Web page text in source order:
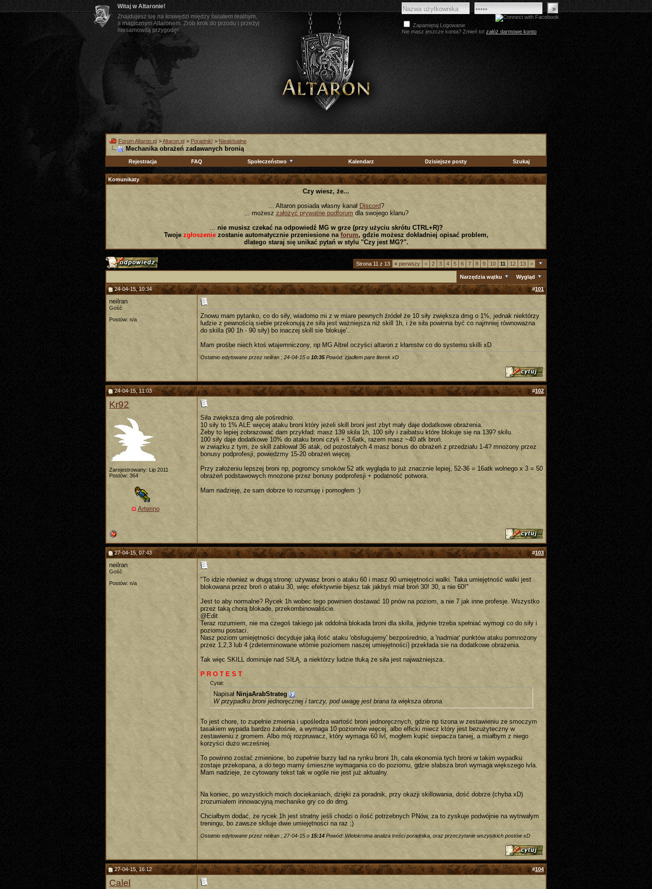
Witaj w Altaronie!
Znajdujesz się na krawędzi między światem realnym,
a magicznym Altaronem. Zrób krok do przodu i przeżyj
niesamowitą przygodę!
Zapamiętaj Logowanie
Nie masz jeszcze konta? Zmień to! załóż darmowe konto
Forum Altaron.pl >Altaron.pl > Poradniki > Nieaktualne
Mechanika obrażeń zadawanych bronią
Rejestracja FAQ Społeczeństwo Kalendarz Dzisiejsze posty Szukaj
Komunikaty
Czy wiesz, że...
... Altaron posiada własny kanał Discord?
... możesz założyć prywatne podforum dla swojego klanu?
... nie musisz czekać na odpowiedź MG w grze (przy użyciu skrótu CTRL+R)?
Twoje zgłoszeniezostanie automatycznie przeniesione na forum, gdzie możesz dokładniej opisać problem,
dlatego staraj się unikać pytań w stylu "Czy jest MG?".
Strona 11 z 13 « pierwszy < 2 3 4 5 6 7 8 9 10 11 12 13 >
Narzędzia wątku Wygląd
24-04-15, 10:34 #101
neilran
Gość
Postów: n/a
Znowu mam pytanko, co do siły, wiadomo mi z w miare pewnych źródeł że 10 siły zwiększa dmg o 1%, jednak niektórzy
ludzie z pewnością siebie przekonują że siła jest ważniejsza niż skill 1h, i że siła powinna być co najmniej równoważna
do skilla (90 1h - 90 siły) bo inaczej skill sie 'blokuje'..
Mam prośbe niech ktoś wtajemniczony, np MG Altrel oczyści altaron z kłamstw co do systemu skilli xD
Ostatnio edytowane przez neilran ; 24-04-15 o 10:35Powód: zjadłem pare literek xD
24-04-15, 11:03 #102
Kr92
Zarejestrowany: Lip 2011
Postów: 364
Arterino
Siła zwiększa dmg ale pośrednio.
10 siły to 1% ALE więcej ataku broni który jeżeli skill broni jest zbyt mały daje dodatkowe obrażenia.
Żeby to lepiej zobrazować dam przykład: masz 139 skila 1h, 100 siły i zaibatsu które blokuje się na 139? skilu.
100 siły daje dodatkowe 10% do ataku broni czyli + 3,6atk, razem masz ~40 atk broń.
w związku z tym, że skill zablował 36 atak, od pozostałych 4 masz bonus do obrażeń z przedziału 1-4? mnożony przez
bonusy podprofesji, powiedzmy 15-20 obrażeń więcej.
Przy założeniu lepszej broni np, pogromcy smoków 52 atk wygląda to już znacznie lepiej, 52-36 = 16atk wolnego x 3 = 50
obrażeń podstawowych mnożone przez bonusy podprofesji + podatność potwora.
Mam nadzieję, że sam dobrze to rozumuję i pomogłem :)
27-04-15, 07:43 #103
neilran
Gość
Postów: n/a
"To idzie również w drugą stronę: używasz broni o ataku 60 i masz 90 umiejętności walki. Taka umiejętność walki jest
blokowana przez broń o ataku 30, więc efektywnie bijesz tak jakbyś miał broń 30! 30, a nie 60!"
Jest to aby normalne? Rycek 1h wobec tego powinien dostawać 10 pnów na poziom, a nie 7 jak inne profesje. Wszystko
przez taką chorą blokade, przekombinowaliście.
@Edit
Teraz rozumiem, nie ma czegoś takiego jak oddolna blokada broni dla skilla, jedynie trzeba spełniać wymogi co do siły i
poziomu postaci.
Nasz poziom umiejętności decyduje jaką ilość ataku 'obsługujemy' bezpośrednio, a 'nadmiar' punktów ataku pomnożony
przez 1,2,3 lub 4 (zdeterminowane wtórnie poziomem naszej umiejętności) przekłada sie na dodatkowe obrażenia.
Tak więc SKILL dominuje nad SIŁĄ, a niektórzy ludzie tłuką że siła jest najważniejsza..
P R O T E S T
Cytat:
Napisał NinjaArabStrateg
W przypadku broni jednoręcznej i tarczy, pod uwagę jest brana ta większa obrona.
To jest chore, to zupełnie zmienia i upośledza wartość broni jednoręcznych, gdzie np tizona w zestawieniu ze smoczym
tasakiem wypada bardzo żałośnie, a wymaga 10 poziomów więcej, albo elficki miecz który jest bezużyteczny w
zestawieniu z gromem. Albo mój rozpruwacz, który wymaga 60 lvl, mogłem kupić siepacza taniej, a miałbym z niego
korzyści dużo wcześniej.
To powinno zostać zmienione, bo zupełnie burzy ład na rynku broni 1h, cała ekonomia tych broni w takim wypadku
zostaje przekopana, a do tego mamy śmieszne wymagania co do poziomu, gdzie słabsza broń wymaga większego lvla.
Mam nadzieje, że cytowany tekst tak w ogóle nie jest już aktualny.
Na koniec, po wszystkich moich dociekaniach, dzięki za poradnik, przy okazji skillowania, dość dobrze (chyba xD)
zrozumiałem innowacyjną mechanike gry co do dmg.
Chciałbym dodać, że rycek 1h jest stratny jeśli chodzi o ilość potrzebnych PNów, za to zyskuje podwójnie na wytrwałym
treningu, bo zawsze sklluje dwie umiejętności na raz ;)
Ostatnio edytowane przez neilran ; 27-04-15 o 15:14 Powód: Wielokrotna analiza treści poradnika, oraz przeczytanie wszystkich postów xD
27-04-15, 16:12 #104
Calel